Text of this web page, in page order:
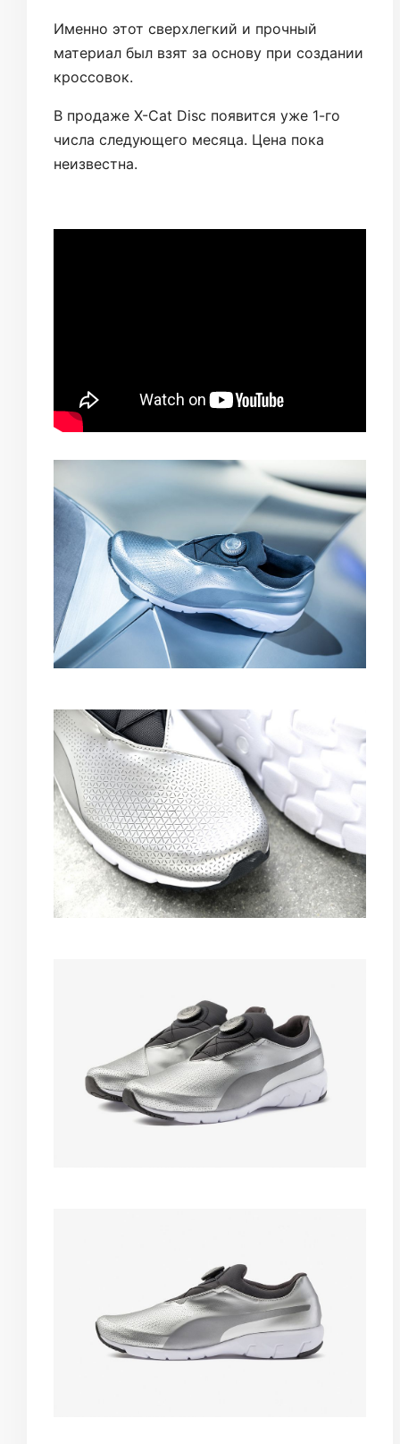
Именно этот сверхлегкий и прочный
материал был взят за основу при создании
кроссовок.
В продаже X-Cat Disc появится уже 1-го
числа следующего месяца. Цена пока
неизвестна.